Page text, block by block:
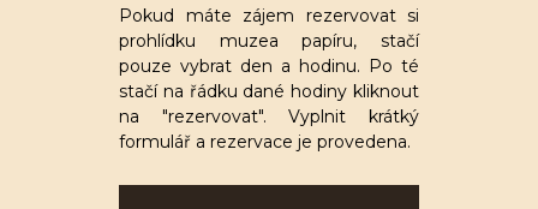
Pokud máte zájem rezervovat si
prohlídku muzea papíru, stačí
pouze vybrat den a hodinu. Po té
stačí na řádku dané hodiny kliknout
na "rezervovat". Vyplnit krátký
formulář a rezervace je provedena.